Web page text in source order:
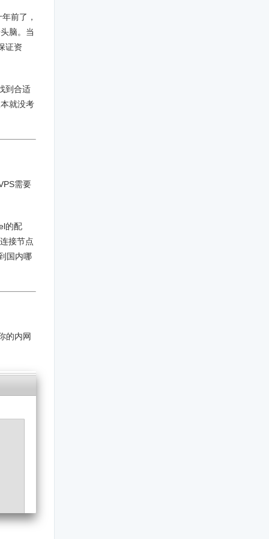
前了，
脑。当
证资
到合适
就没考
需要
的配
接节点
国内哪
的内网